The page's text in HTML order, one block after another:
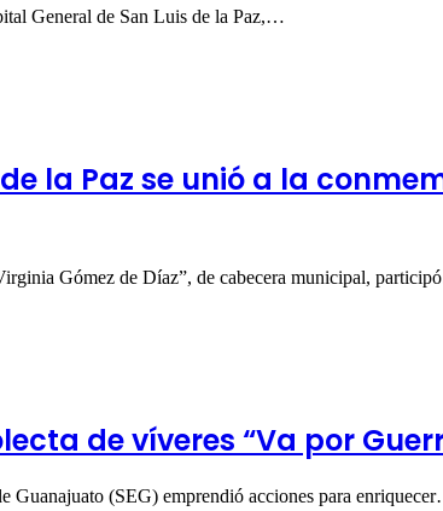
General de San Luis de la Paz,…
la Paz se unió a la
Gómez de Díaz”, de cabecera municipal,
de víveres “Va por
Guanajuato (SEG) emprendió acciones para